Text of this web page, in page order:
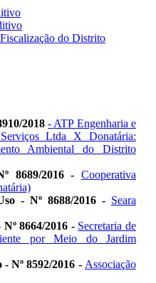
do Distrito
2018 - ATP Engenharia e
Ltda X Donatária:
Ambiental do Distrito
8689/2016 - Cooperativa
- Nº 8688/2016 - Seara
8664/2016 - Secretaria de
por Meio do Jardim
- Nº 8592/2016 - Associação